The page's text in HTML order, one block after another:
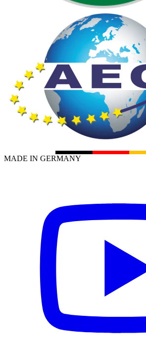
MADE IN GERMANY